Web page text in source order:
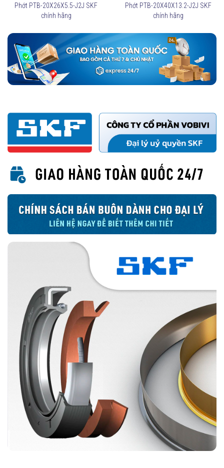
tâm, chúng tôi luôn nỗ lực để khách hàng hài lòng về sản phẩm và
chất lượng dịch vụ.
Để được tư vấn kỹ hơn về
Phớt thuỷ lực SKF PTB-20X30X7.9-
J1Svà các sản phẩm khác, quý khách vui lòng liên hệ trực tiếp với
Đại lý ủy quyền SKF chính hãng tại Việt Nam
Hotline: 0961 633 389​ - 096 1368 566
Phớt PTB-20X26X5.5-J2J SKF
chính hãng
Phớt PTB-20X40X13.2-J2J SKF
chính hãng